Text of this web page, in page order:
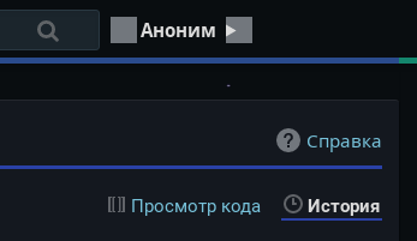
Аноним
Справка
Просмотр кода История